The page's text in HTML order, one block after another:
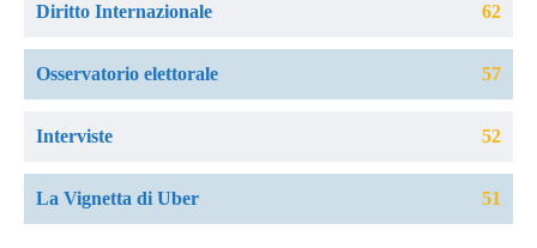
Diritto Internazionale 62
Osservatorio elettorale 57
Interviste 52
La Vignetta di Uber 51